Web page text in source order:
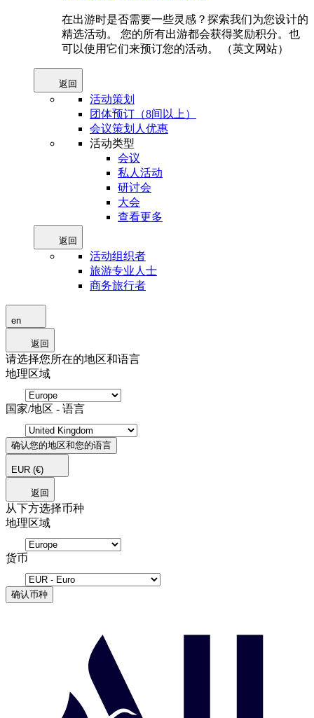
在出游时是否需要一些灵感？探索我们为您设计的
精选活动。 您的所有出游都会获得奖励积分。也
可以使用它们来预订您的活动。 （英文网站）
返回
活动策划
团体预订（8间以上）
会议策划人优惠
活动类型
会议
私人活动
研讨会
大会
查看更多
返回
活动组织者
旅游专业人士
商务旅行者
en
返回
请选择您所在的地区和语言
地理区域
国家/地区 - 语言
确认您的地区和您的语言
EUR (€)
返回
从下方选择币种
地理区域
货币
确认币种